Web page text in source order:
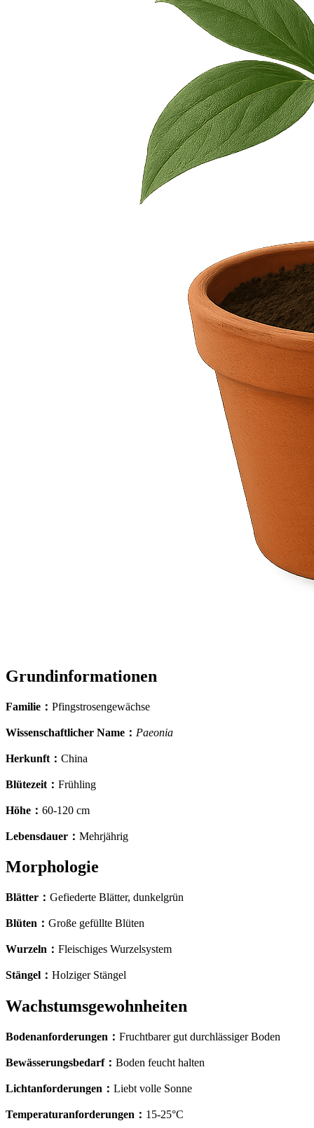
Grundinformationen
Familie ： Pfingstrosengewächse
Wissenschaftlicher Name ： Paeonia
Herkunft ： China
Blütezeit ： Frühling
Höhe ： 60-120 cm
Lebensdauer ： Mehrjährig
Morphologie
Blätter ： Gefiederte Blätter, dunkelgrün
Blüten ： Große gefüllte Blüten
Wurzeln ： Fleischiges Wurzelsystem
Stängel ： Holziger Stängel
Wachstumsgewohnheiten
Bodenanforderungen ： Fruchtbarer gut durchlässiger Boden
Bewässerungsbedarf： Boden feucht halten
Lichtanforderungen ： Liebt volle Sonne
Temperaturanforderungen ： 15-25°C